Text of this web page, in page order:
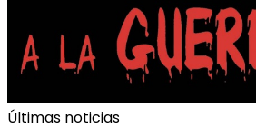
Últimas noticias